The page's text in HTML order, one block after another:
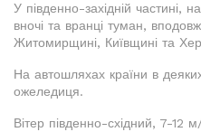
У південно-західній частині,
вночі та вранці туман,
Житомирщині, Київщині та
На автошляхах країни в
ожеледиця.
Вітер південно-східний, 7-12